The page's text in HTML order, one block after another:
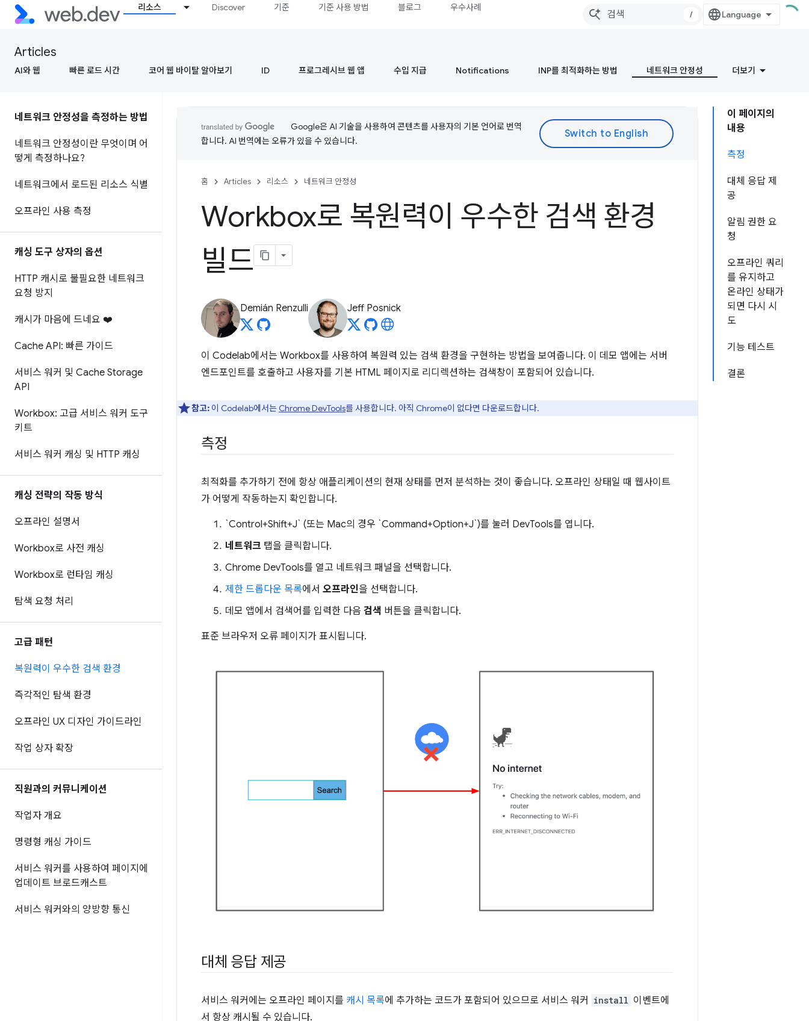
리소스 Discover 기준 기준 사용 방법 블로그 우수사례
/
Articles
AI와 웹 빠른 로드 시간 코어 웹 바이탈 알아보기 ID 프로그레시브 웹 앱 수입 지급 Notifications INP를 최적화하는 방법 네트워크 안정성 더보기
네트워크 안정성을 측정하는 방법
네트워크 안정성이란 무엇이며 어
떻게 측정하나요?
네트워크에서 로드된 리소스 식별
오프라인 사용 측정
캐싱 도구 상자의 옵션
HTTP 캐시로 불필요한 네트워크
요청 방지
캐시가 마음에 드네요 ❤️
Cache API: 빠른 가이드
서비스 워커 및 Cache Storage
API
Workbox: 고급 서비스 워커 도구
키트
서비스 워커 캐싱 및 HTTP 캐싱
캐싱 전략의 작동 방식
오프라인 설명서
Workbox로 사전 캐싱
Workbox로 런타임 캐싱
탐색 요청 처리
고급 패턴
복원력이 우수한 검색 환경
즉각적인 탐색 환경
오프라인 UX 디자인 가이드라인
작업 상자 확장
직원과의 커뮤니케이션
작업자 개요
명령형 캐싱 가이드
서비스 워커를 사용하여 페이지에
업데이트 브로드캐스트
서비스 워커와의 양방향 통신
이 페이지의
내용
측정
대체 응답 제
공
알림 권한 요
청
오프라인 쿼리
를 유지하고
온라인 상태가
되면 다시 시
도
기능 테스트
결론
Google은 AI 기술을 사용하여 콘텐츠를 사용자의 기본 언어로 번역
합니다. AI 번역에는 오류가 있을 수 있습니다.
홈 Articles 리소스 네트워크 안정성
Workbox로 복원력이 우수한 검색 환경
빌드
Demián Renzulli Jeff Posnick
이 Codelab에서는 Workbox를 사용하여 복원력 있는 검색 환경을 구현하는 방법을 보여줍니다. 이 데모 앱에는 서버
엔드포인트를 호출하고 사용자를 기본 HTML 페이지로 리디렉션하는 검색창이 포함되어 있습니다.
참고: 이 Codelab에서는 Chrome DevTools를 사용합니다. 아직 Chrome이 없다면 다운로드합니다.
측정
최적화를 추가하기 전에 항상 애플리케이션의 현재 상태를 먼저 분석하는 것이 좋습니다. 오프라인 상태일 때 웹사이트
가 어떻게 작동하는지 확인합니다.
`Control+Shift+J` (또는 Mac의 경우 `Command+Option+J`)를 눌러 DevTools를 엽니다.
네트워크 탭을 클릭합니다.
Chrome DevTools를 열고 네트워크 패널을 선택합니다.
제한 드롭다운 목록에서 오프라인을 선택합니다.
데모 앱에서 검색어를 입력한 다음 검색 버튼을 클릭합니다.
표준 브라우저 오류 페이지가 표시됩니다.
대체 응답 제공
서비스 워커에는 오프라인 페이지를 캐시 목록에 추가하는 코드가 포함되어 있으므로 서비스 워커 install 이벤트에
서 항상 캐시될 수 있습니다.